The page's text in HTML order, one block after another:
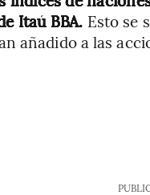
Itaú BBA. Esto se
añadido a las